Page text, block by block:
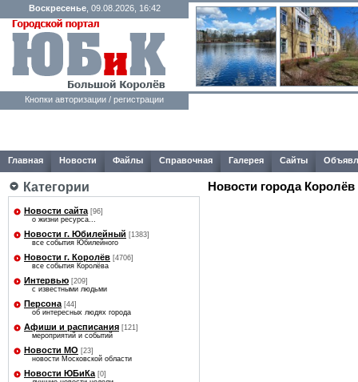
Воскресенье, 09.08.2026, 16:42
Кнопки авторизации / регистрации
Главная Новости Файлы Справочная Галерея Сайты
Категории
Новости сайта [96]
о жизни ресурса...
Новости г. Юбилейный [1383]
все события Юбилейного
Новости г. Королёв [4706]
все события Королёва
Интервью [209]
с известными людьми
Персона [44]
об интересных людях города
Афиши и расписания [121]
мероприятий и событий
Новости МО [23]
новости Московской области
Новости ЮБиКа [0]
Новости города Королёв